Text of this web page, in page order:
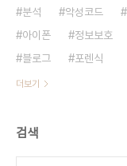
분석
악성코드
아이폰
정보보호
블로그
포렌식
더보기
검색